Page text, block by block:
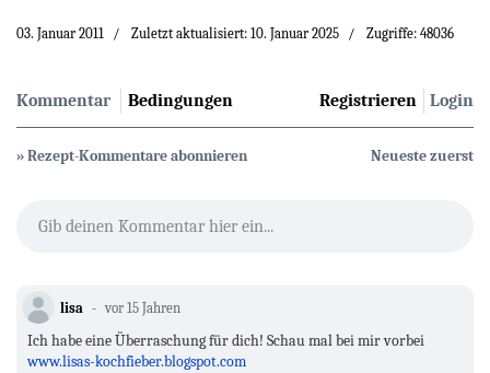
03. Januar 2011 Zuletzt aktualisiert: 10. Januar 2025 Zugriffe: 48036
Kommentar Bedingungen Login
Registrieren
» Rezept-Kommentare abonnieren Neueste zuerst
Gib deinen Kommentar hier ein...
lisa vor 15 Jahren
Ich habe eine Überraschung für dich! Schau mal bei mir vorbei
www.lisas-kochfieber.blogspot.com